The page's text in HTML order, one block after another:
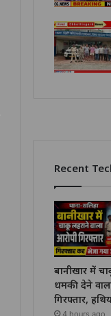
Recent
बानीखार में
धमकी देने
गिरफ्तार,
4 hours ago